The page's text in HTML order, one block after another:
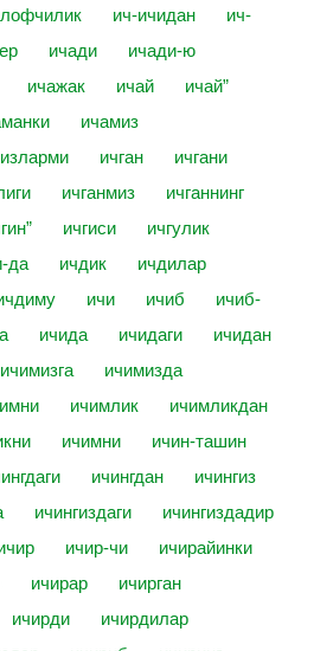
ич-ичидан
ич-
ичади
ичади-ю
ичажак ичай
ичай”
ичамиз
ичган
ичгани
ичганмиз
ичганнинг
ичгиси
ичгулик
да ичдик
ичдилар
ичи ичиб
ичиб-
ичида ичидаги
ичидан
ичимизга
ичимизда
ичимлик
ичимликдан
ичимни
ичин-ташин
ичингдан
ичингиз
ичингиздаги
ичингиздадир
ичир-чи
ичирайинки
ичирар
ичирган
ичирди
ичирдилар